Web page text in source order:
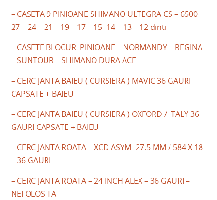
– CASETA 9 PINIOANE SHIMANO ULTEGRA CS – 6500
27 – 24 – 21 – 19 – 17 – 15- 14 – 13 – 12 dinti
– CASETE BLOCURI PINIOANE – NORMANDY – REGINA
– SUNTOUR – SHIMANO DURA ACE –
– CERC JANTA BAIEU ( CURSIERA ) MAVIC 36 GAURI
CAPSATE + BAIEU
– CERC JANTA BAIEU ( CURSIERA ) OXFORD / ITALY 36
GAURI CAPSATE + BAIEU
– CERC JANTA ROATA – XCD ASYM- 27.5 MM / 584 X 18
– 36 GAURI
– CERC JANTA ROATA – 24 INCH ALEX – 36 GAURI –
NEFOLOSITA